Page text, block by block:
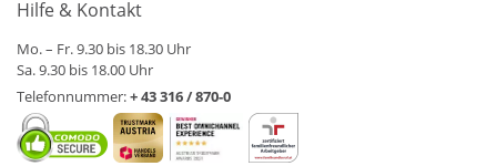
Hilfe & Kontakt
Mo. – Fr. 9.30 bis 18.30 Uhr
Sa. 9.30 bis 18.00 Uhr
Telefonnummer:+ 43 316 / 870-0